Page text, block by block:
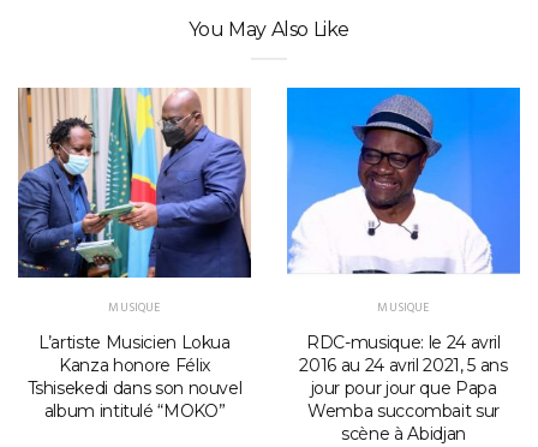
You May Also Like
MUSIQUE
L’artiste Musicien Lokua
Kanza honore Félix
Tshisekedi dans son nouvel
album intitulé “MOKO”
MUSIQUE
RDC-musique: le 24 avril
2016 au 24 avril 2021, 5 ans
jour pour jour que Papa
Wemba succombait sur
scène à Abidjan